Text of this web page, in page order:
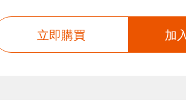
立即購買 加